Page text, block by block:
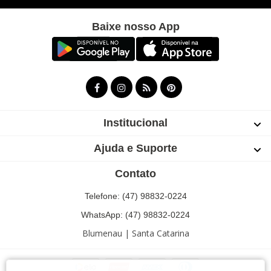
Baixe nosso App
Institucional
Ajuda e Suporte
Contato
Telefone: (47) 98832-0224
WhatsApp: (47) 98832-0224
Blumenau | Santa Catarina